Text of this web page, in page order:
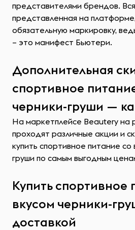
представителями брендов.
представленная на
обязательную маркировку,
– это манифест Бьютери.
Дополнительная
спортивное
черники-груши —
На маркетплейсе Beautery на
проходят различные акции и
купить спортивное питание со
груши по самым выгодным
Купить спортивное
вкусом черники-
доставкой